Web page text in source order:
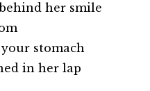
her smile
stomach
in her lap